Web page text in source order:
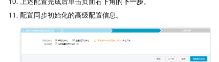
配置同步初始化的高级配置信息。